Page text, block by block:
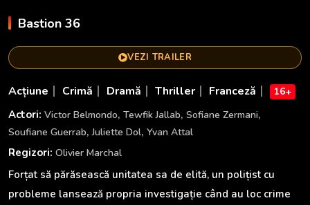
Bastion 36
VEZI TRAILER
Acțiune Crimă Dramă Thriller Franceză 16+
Actori: Victor Belmondo, Tewfik Jallab, Sofiane Zermani,
Soufiane Guerrab,Juliette Dol, Yvan Attal
Regizori: Olivier Marchal
Forțat să părăsească unitatea sa de elită, un polițist cu
probleme lansează propria investigație când au loc crime